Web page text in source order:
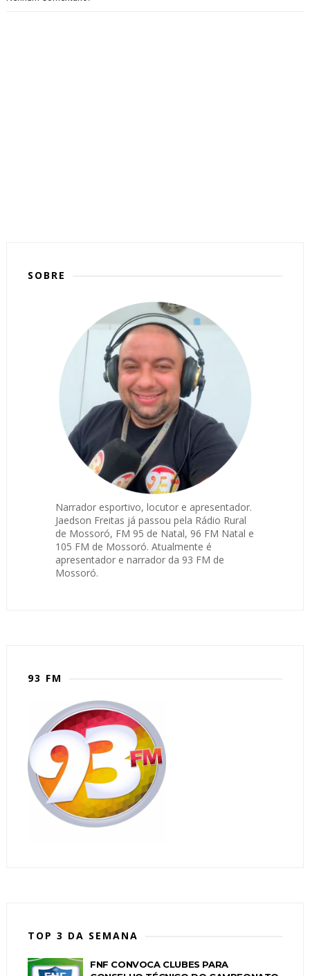
SOBRE
Narrador esportivo, locutor e apresentador.
Jaedson Freitas já passou pela Rádio Rural
de Mossoró, FM 95 de Natal, 96 FM Natal e
105 FM de Mossoró. Atualmente é
apresentador e narrador da 93 FM de
Mossoró.
93 FM
TOP 3 DA SEMANA
FNF CONVOCA CLUBES PARA